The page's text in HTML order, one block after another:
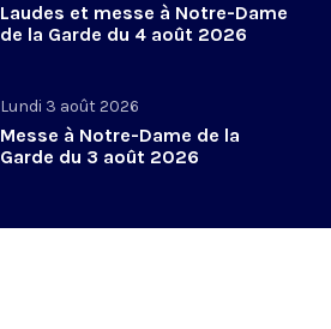
Laudes et messe à Notre-Dame
de la Garde du 4 août 2026
Lundi 3 août 2026
Messe à Notre-Dame de la
Garde du 3 août 2026